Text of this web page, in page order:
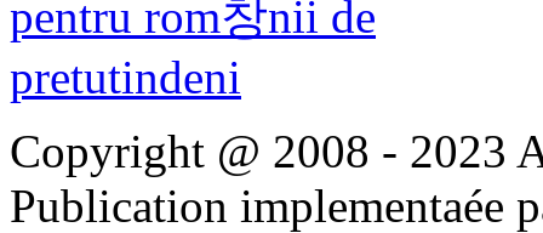
Copyright @ 2008 - 2023
Publication implementaée